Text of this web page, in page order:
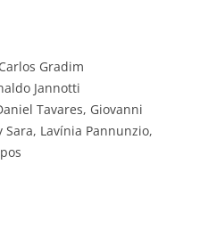
Gradim
Jannotti
Tavares, Giovanni
Lavínia Pannunzio,